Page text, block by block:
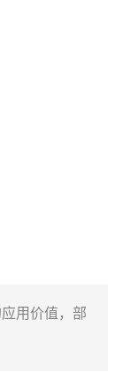
用价值，部